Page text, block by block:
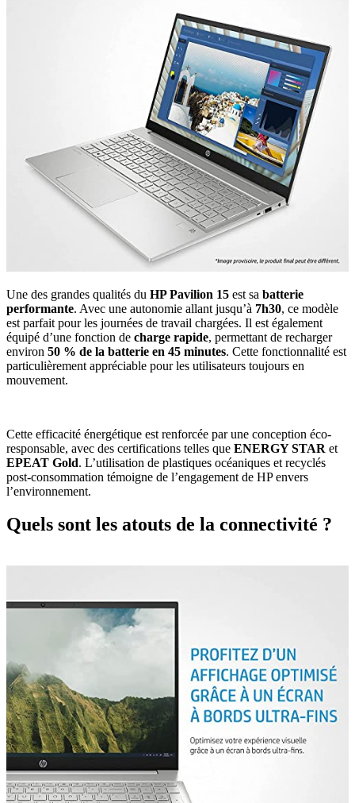
Une des grandes qualités du HP Pavilion 15 est sa batterie
performante. Avec une autonomie allant jusqu’à 7h30, ce modèle
est parfait pour les journées de travail chargées. Il est également
équipé d’une fonction de charge rapide, permettant de recharger
environ 50 % de la batterie en 45 minutes. Cette fonctionnalité est
particulièrement appréciable pour les utilisateurs toujours en
mouvement.
Cette efficacité énergétique est renforcée par une conception éco-
responsable, avec des certifications telles que ENERGY STAR et
EPEAT Gold. L’utilisation de plastiques océaniques et recyclés
post-consommation témoigne de l’engagement de HP envers
l’environnement.
Quels sont les atouts de la connectivité ?